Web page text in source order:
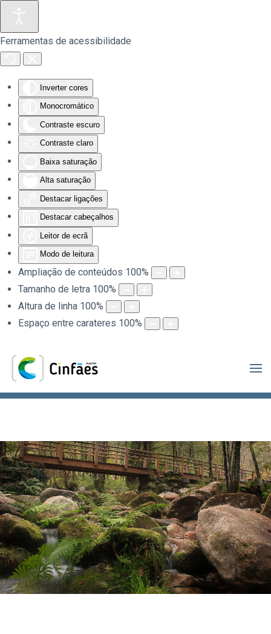
Ferramentas de acessibilidade
Inverter cores
Monocromático
Contraste escuro
Contraste claro
Baixa saturação
Alta saturação
Destacar ligações
Destacar cabeçalhos
Leitor de ecrã
Modo de leitura
Ampliação de conteúdos 100%
Tamanho de letra 100%
Altura de linha 100%
Espaço entre carateres 100%
Saltar para o conteúdo principal
.